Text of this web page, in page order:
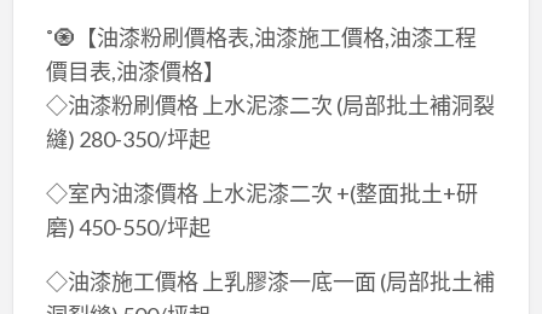
˚🧿【油漆粉刷價格表,油漆施工價格,油漆工程
價目表,油漆價格】
◇油漆粉刷價格 上水泥漆二次 (局部批土補洞裂
縫) 280-350/坪起
◇室內油漆價格 上水泥漆二次 +(整面批土+研
磨) 450-550/坪起
◇油漆施工價格 上乳膠漆一底一面 (局部批土補